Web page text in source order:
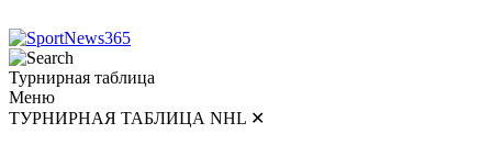
Турнирная таблица
Меню
ТУРНИРНАЯ ТАБЛИЦА NHL ✕